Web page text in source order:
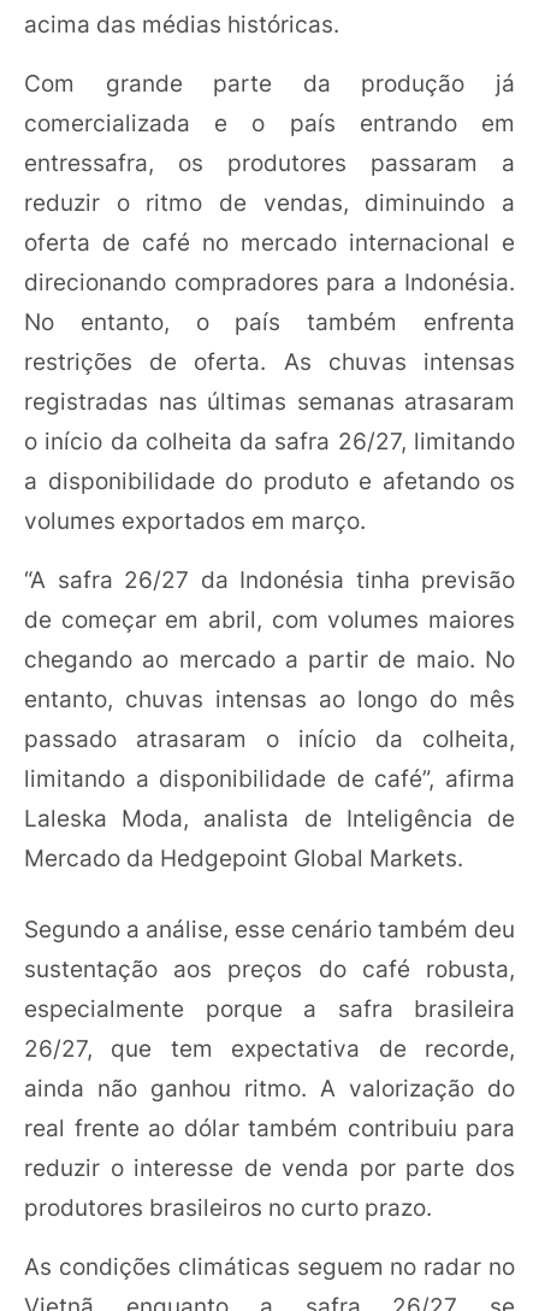
acima das médias históricas.
Com grande parte da produção já
comercializada e o país entrando em
entressafra, os produtores passaram a
reduzir o ritmo de vendas, diminuindo a
oferta de café no mercado internacional e
direcionando compradores para a Indonésia.
No entanto, o país também enfrenta
restrições de oferta. As chuvas intensas
registradas nas últimas semanas atrasaram
o início da colheita da safra 26/27, limitando
a disponibilidade do produto e afetando os
volumes exportados em março.
“A safra 26/27 da Indonésia tinha previsão
de começar em abril, com volumes maiores
chegando ao mercado a partir de maio. No
entanto, chuvas intensas ao longo do mês
passado atrasaram o início da colheita,
limitando a disponibilidade de café”, afirma
Laleska Moda, analista de Inteligência de
Mercado da Hedgepoint Global Markets.
Segundo a análise, esse cenário também deu
sustentação aos preços do café robusta,
especialmente porque a safra brasileira
26/27, que tem expectativa de recorde,
ainda não ganhou ritmo. A valorização do
real frente ao dólar também contribuiu para
reduzir o interesse de venda por parte dos
produtores brasileiros no curto prazo.
As condições climáticas seguem no radar no